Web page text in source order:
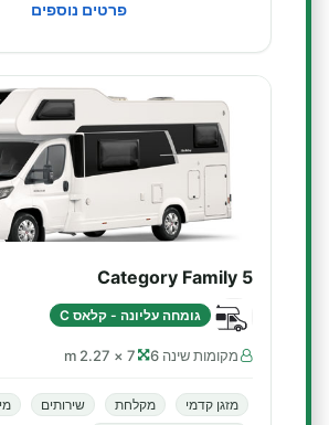
פרטים נוספים
Category Family 5
גומחה עליונה - קלאס C
מקומות שינה 6 7 × 2.27 m
מזגן קדמי מקלחת שירותים